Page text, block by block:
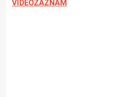
VIDEOZÁZNAM